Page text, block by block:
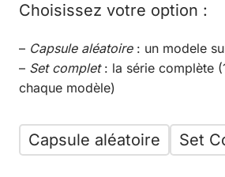
Choisissez votre option :
– Capsule aléatoire: un modele
– Set complet: la série complète
chaque modèle)
Capsule aléatoire Set